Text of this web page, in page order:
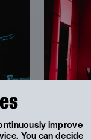
improve
You can decide